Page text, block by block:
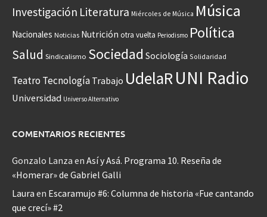
Investigación Literatura Miércoles de Música Música
Nacionales Noticias Nutrición otra vuelta Periodismo Política
Salud Sindicalismo Sociedad Sociología Solidaridad
Teatro Tecnología Trabajo UdelaRUNI Radio
Universidad Universo Alternativo
COMENTARIOS RECIENTES
Gonzalo Lanza en Así y Asá. Programa 10. Reseña de
«Homerar» de Gabriel Galli
Laura en Escaramujo #6: Columna de historia «Fue cantando
que crecí» #2